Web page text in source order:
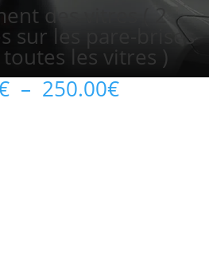
des vitres ( 2
sur les pare-brises
les vitres )
– 250.00€Plage